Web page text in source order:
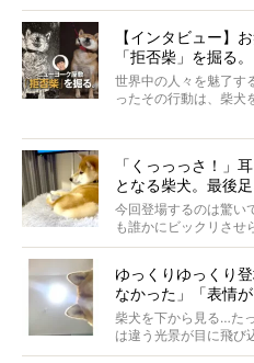
語でした。
※画像はすべてイメージです
※この記事は個人の感想で
そんな噂を聞きつけ
きました！
【インタビュー】
「拒否柴」を掘る。
世界中の人々を魅了す
ったその行動は、柴犬
否柴がここまで話題
がるのでしょうか。
最近版画製作を始めた
屋敷裕政さんに、拒
タビューと合わせてご
「くっっっさ！」
となる柴犬。最後
今回登場するのは驚い
も誰かにビックリさせ
起きたとか、そういう
ゆっくりゆっくり
なかった」「表情
柴犬を下から見る…た
は違う光景が目に飛び
つぶらに見え、モフモ